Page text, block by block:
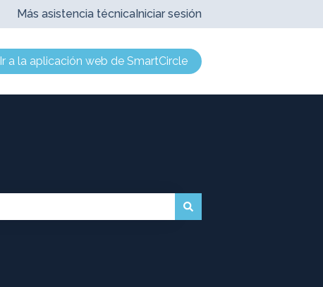
Más asistencia técnicaIniciar sesión
Ir a la aplicación web de SmartCircle